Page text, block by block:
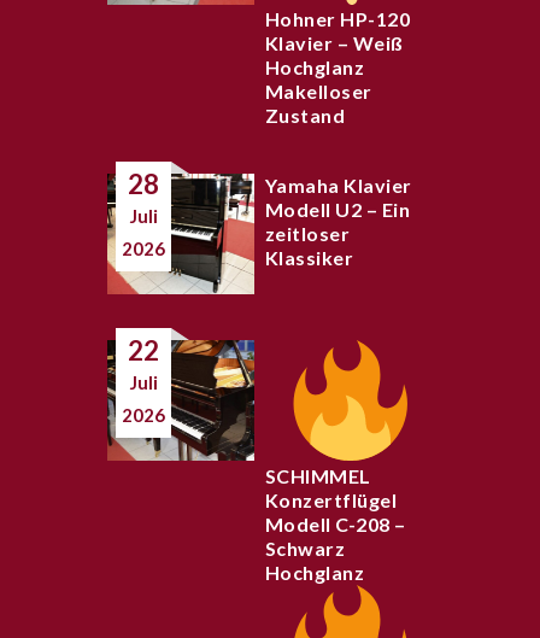
Hohner HP-120
Klavier – Weiß
Hochglanz
Makelloser
Zustand
28
Juli
2026
Yamaha Klavier
Modell U2 – Ein
zeitloser
Klassiker
22
Juli
2026
SCHIMMEL
Konzertflügel
Modell C-208 –
Schwarz
Hochglanz